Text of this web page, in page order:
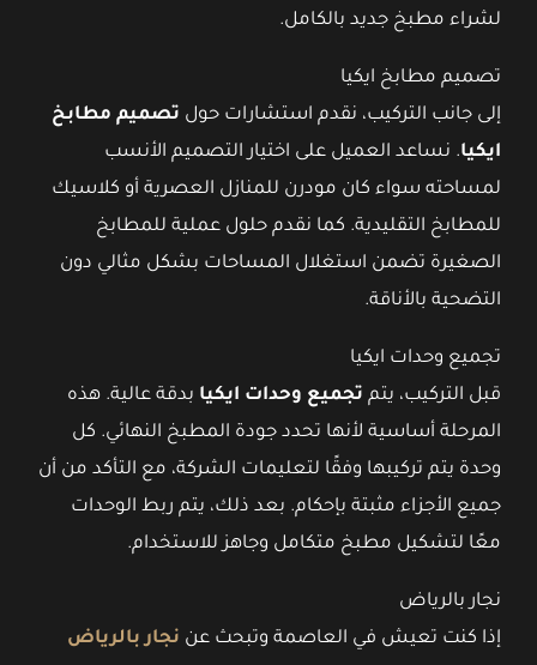
لشراء مطبخ جديد بالكامل.
تصميم مطابخ ايكيا
إلى جانب التركيب، نقدم استشارات حول تصميم مطابخ
ايكيا. نساعد العميل على اختيار التصميم الأنسب
لمساحته سواء كان مودرن للمنازل العصرية أو كلاسيك
للمطابخ التقليدية. كما نقدم حلول عملية للمطابخ
الصغيرة تضمن استغلال المساحات بشكل مثالي دون
التضحية بالأناقة.
تجميع وحدات ايكيا
قبل التركيب، يتم تجميع وحدات ايكيا بدقة عالية. هذه
المرحلة أساسية لأنها تحدد جودة المطبخ النهائي. كل
وحدة يتم تركيبها وفقًا لتعليمات الشركة، مع التأكد من أن
جميع الأجزاء مثبتة بإحكام. بعد ذلك، يتم ربط الوحدات
معًا لتشكيل مطبخ متكامل وجاهز للاستخدام.
نجار بالرياض
إذا كنت تعيش في العاصمة وتبحث عن نجار بالرياض